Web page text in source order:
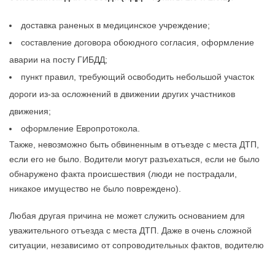
доставка раненых в медицинское учреждение;
составление договора обоюдного согласия, оформление
аварии на посту ГИБДД;
пункт правил, требующий освободить небольшой участок
дороги из-за осложнений в движении других участников
движения;
оформление Европротокола.
Также, невозможно быть обвиненным в отъезде с места ДТП,
если его не было. Водители могут разъехаться, если не было
обнаружено факта происшествия (люди не пострадали,
никакое имущество не было повреждено).
Любая другая причина не может служить основанием для
уважительного отъезда с места ДТП. Даже в очень сложной
ситуации, независимо от сопроводительных фактов, водителю